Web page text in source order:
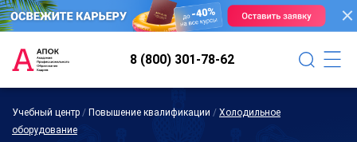
8 (800) 301-78-62
Учебный центр / Повышение квалификации / Холодильное
оборудование